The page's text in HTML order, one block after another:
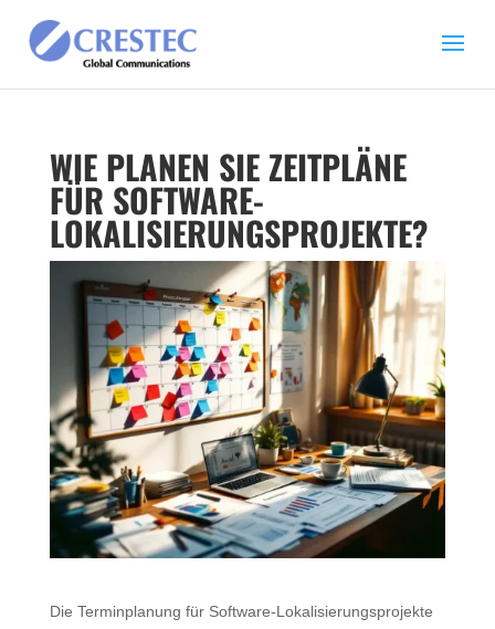
WIE PLANEN SIE ZEITPLÄNE
FÜR SOFTWARE-
LOKALISIERUNGSPROJEKTE?
Die Terminplanung für Software-Lokalisierungsprojekte